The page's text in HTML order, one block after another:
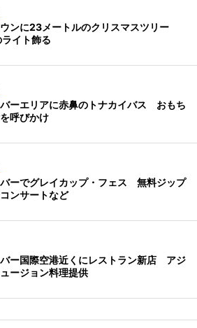
ンに23メートルのクリスマスツリー
イト飾る
ーエリアに赤鼻のトナカイバス おもち
呼びかけ
ーでグレイカップ・フェス 無料ジップ
ンサートなど
ー国際空港近くにレストラン新店 アジ
ージョン料理提供